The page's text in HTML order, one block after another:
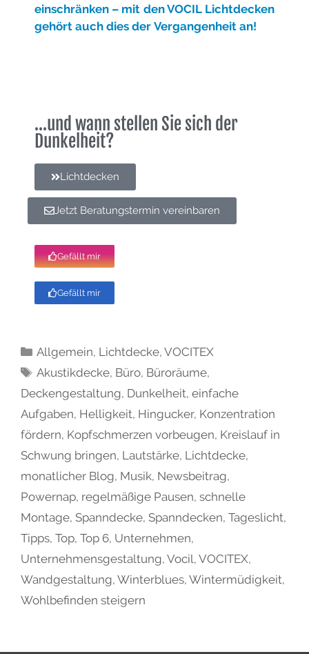
einschränken – mit den VOCIL Lichtdecken
gehört auch dies der Vergangenheit an!
...und wann stellen Sie sich der
Dunkelheit?
Lichtdecken
Jetzt Beratungstermin vereinbaren
Gefällt mir
Gefällt mir
Allgemein, Lichtdecke,VOCITEX
Akustikdecke, Büro, Büroräume,
Deckengestaltung, Dunkelheit, einfache
Aufgaben, Helligkeit, Hingucker, Konzentration
fördern, Kopfschmerzen vorbeugen, Kreislauf in
Schwung bringen, Lautstärke, Lichtdecke,
monatlicher Blog, Musik, Newsbeitrag,
Powernap, regelmäßige Pausen, schnelle
Montage, Spanndecke, Spanndecken, Tageslicht,
Tipps, Top, Top 6, Unternehmen,
Unternehmensgestaltung, Vocil, VOCITEX,
Wandgestaltung, Winterblues, Wintermüdigkeit,
Wohlbefinden steigern